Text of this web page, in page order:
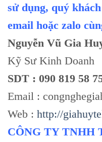
sử dụng, quý
email hoặc zalo
Nguyễn Vũ Gia
Kỹ Sư Kinh Doanh
SDT : 090 819 58
Email :
Web : http://
CÔNG TY TNHH